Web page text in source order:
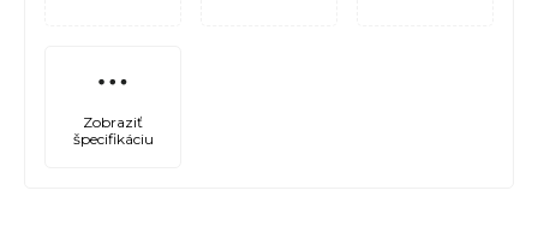
Zobraziť
špecifikáciu